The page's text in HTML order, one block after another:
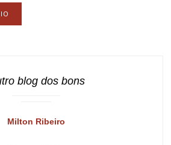
blog dos bons
Milton Ribeiro